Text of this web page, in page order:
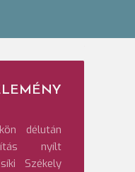
délután
nyílt
Székely